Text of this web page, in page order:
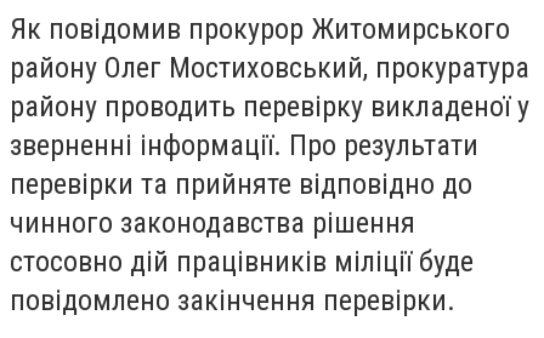
Як повідомив прокурор Житомирського
району Олег Мостиховський, прокуратура
району проводить перевірку викладеної у
зверненні інформації. Про результати
перевірки та прийняте відповідно до
чинного законодавства рішення
стосовно дій працівників міліції буде
повідомлено закінчення перевірки.